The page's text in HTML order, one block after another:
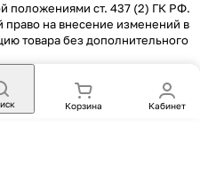
положениями ст. 437 (2) ГК РФ.
право на внесение изменений в
товара без дополнительного
Корзина Кабинет